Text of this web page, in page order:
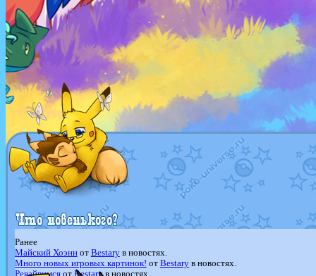
Ранее
Майский Хоэннот Bestaryв новостях.
Много новых игровых картинок! от Bestaryв новостях.
Ревайвимсяот Bestaryв новостях.